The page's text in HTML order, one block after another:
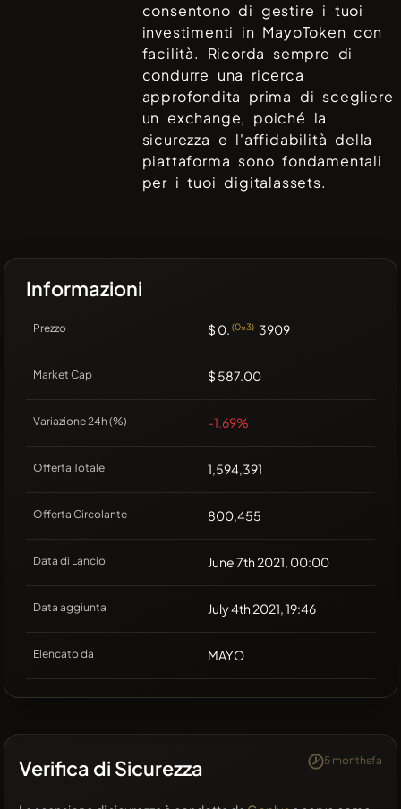
consentono di gestire i tuoi
investimenti in MayoToken con
facilità. Ricorda sempre di
condurre una ricerca
approfondita prima di scegliere
un exchange, poiché la
sicurezza e l'affidabilità della
piattaforma sono fondamentali
per i tuoi digitalassets.
Informazioni
Prezzo $ 0. (0x3) 3909
Market Cap $ 587.00
Variazione 24h (%) -1.69%
Offerta Totale 1,594,391
Offerta Circolante 800,455
Data di Lancio June 7th 2021, 00:00
Data aggiunta July 4th 2021, 19:46
Elencato da MAYO
Verifica di Sicurezza 5 monthsfa